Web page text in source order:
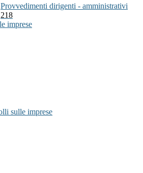
Provvedimenti dirigenti - amministrativi
218
imprese
sulle imprese